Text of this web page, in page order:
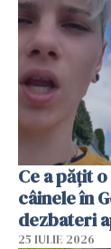
Ce a pățit
câinele în
dezbateri
25 IULIE 2026